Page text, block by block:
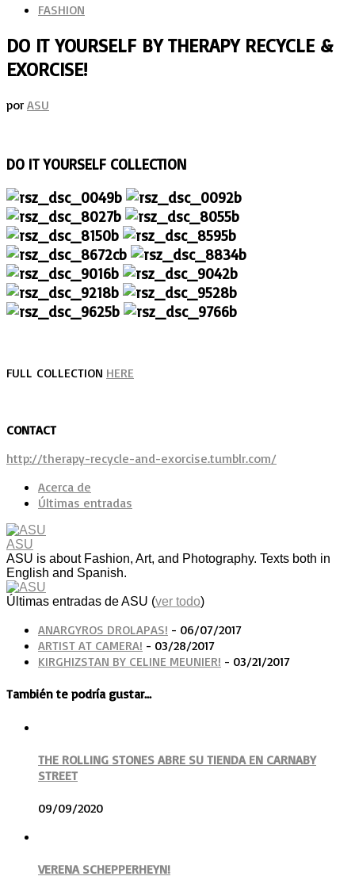
FASHION
DO IT YOURSELF BY THERAPY RECYCLE &
EXORCISE!
por ASU
DO IT YOURSELF COLLECTION
FULL COLLECTION HERE
CONTACT
http://therapy-recycle-and-exorcise.tumblr.com/
Acerca de
Últimas entradas
ASU
ASU is about Fashion, Art, and Photography. Texts both in
English and Spanish.
Últimas entradas de ASU (ver todo)
ANARGYROS DROLAPAS! - 06/07/2017
ARTIST AT CAMERA! - 03/28/2017
KIRGHIZSTAN BY CELINE MEUNIER! - 03/21/2017
También te podría gustar...
THE ROLLING STONES ABRE SU TIENDA EN CARNABY
STREET
09/09/2020
VERENA SCHEPPERHEYN!